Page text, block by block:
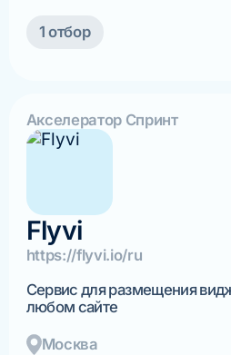
1 отбор
Акселератор Спринт
Flyvi
https://flyvi.io/ru
Сервис для размещения
любом сайте
Москва